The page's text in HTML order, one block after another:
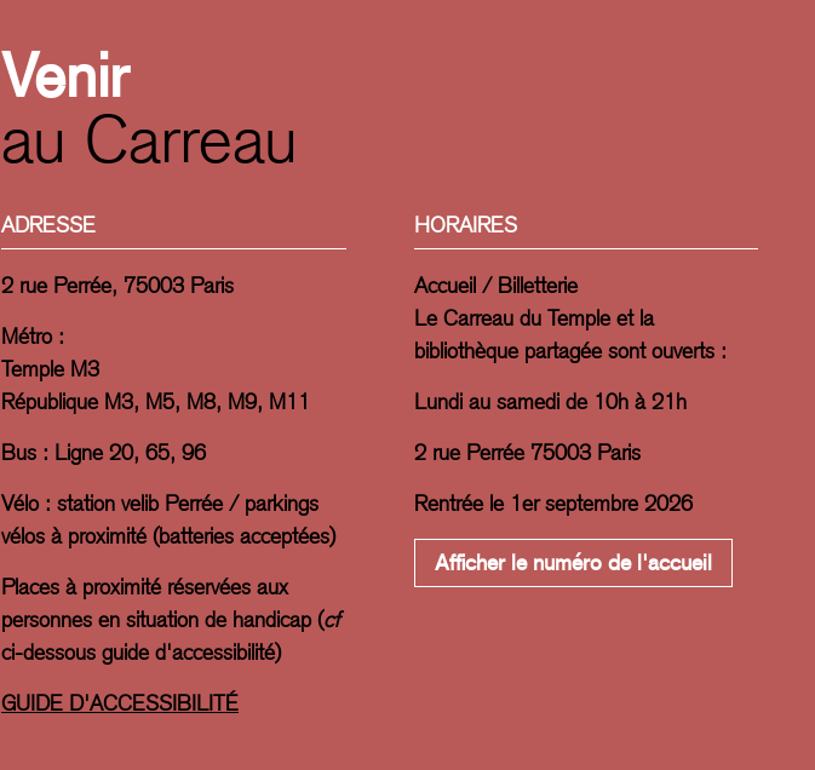
Venir
au Carreau
ADRESSE
2 rue Perrée, 75003 Paris
Métro :
Temple M3
République M3, M5, M8, M9, M11
Bus : Ligne 20, 65, 96
Vélo : station velib Perrée / parkings
vélos à proximité (batteries acceptées)
Places à proximité réservées aux
personnes en situation de handicap (cf
ci-dessous guide d'accessibilité)
GUIDE D'ACCESSIBILITÉ
HORAIRES
Accueil / Billetterie
Le Carreau du Temple et la
bibliothèque partagée sont ouverts :
Lundi au samedi de 10h à 21h
2 rue Perrée 75003 Paris
Rentrée le 1er septembre 2026
Afficher le numéro de l'accueil